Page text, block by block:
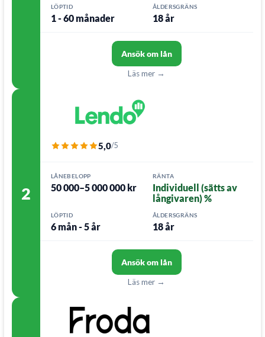
LÖPTID
1 - 60 månader
ÅLDERSGRÄNS
18 år
Ansök om lån
Läs mer →
2
5,0/5
LÅNEBELOPP
50 000–5 000 000 kr
RÄNTA
Individuell (sätts av
långivaren) %
LÖPTID
6 mån - 5 år
ÅLDERSGRÄNS
18 år
Ansök om lån
Läs mer →